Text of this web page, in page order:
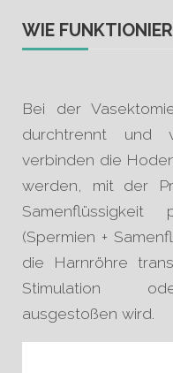
WIE
Bei der
durchtrennt und
verbinden die
werden, mit der
Samenflüssigkeit
(Spermien +
die Harnröhre
Stimulation
ausgestoßen wird.